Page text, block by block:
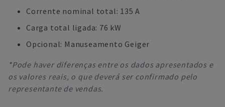
Corrente nominal total: 135 A
Carga total ligada: 76 kW
Opcional: Manuseamento Geiger
*Pode haver diferenças entre os dados apresentados e
os valores reais, o que deverá ser confirmado pelo
representante de vendas.